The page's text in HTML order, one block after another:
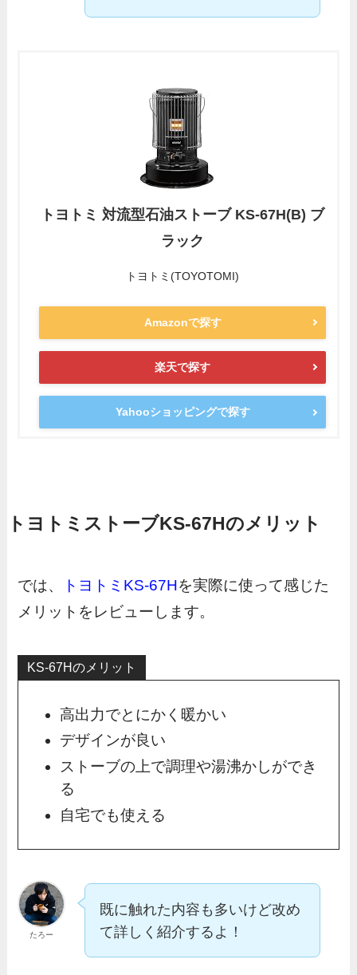
トヨトミ 対流型石油ストーブ KS-67H(B) ブ
ラック
トヨトミ(TOYOTOMI)
Amazonで探す
楽天で探す
Yahooショッピングで探す
トヨトミストーブKS-67Hのメリット
では、 トヨトミKS-67Hを実際に使って感じた
メリットをレビューします。
KS-67Hのメリット
高出力でとにかく暖かい
デザインが良い
ストーブの上で調理や湯沸かしができ
る
自宅でも使える
たろー
既に触れた内容も多いけど改め
て詳しく紹介するよ！